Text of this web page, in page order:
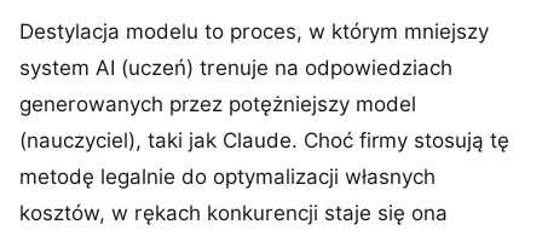
Destylacja modelu to proces, w którym mniejszy
system AI (uczeń) trenuje na odpowiedziach
generowanych przez potężniejszy model
(nauczyciel), taki jak Claude. Choć firmy stosują tę
metodę legalnie do optymalizacji własnych
kosztów, w rękach konkurencji staje się ona